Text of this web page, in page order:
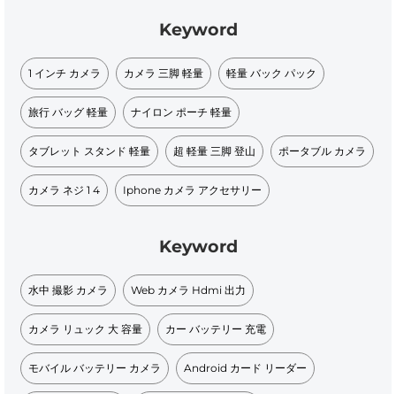
Keyword
1 インチ カメラ カメラ 三脚 軽量 軽量 バック パック
旅行 バッグ 軽量 ナイロン ポーチ 軽量
タブレット スタンド 軽量 超 軽量 三脚 登山 ポータブル カメラ
カメラ ネジ 1 4 Iphone カメラ アクセサリー
Keyword
水中 撮影 カメラ Web カメラ Hdmi 出力
カメラ リュック 大 容量 カー バッテリー 充電
モバイル バッテリー カメラ Android カード リーダー